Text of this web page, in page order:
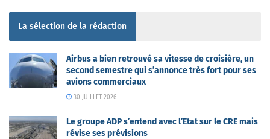
La sélection de la rédaction
Airbus a bien retrouvé sa vitesse de croisière, un
second semestre qui s’annonce très fort pour ses
avions commerciaux
30 JUILLET 2026
Le groupe ADP s’entend avec l’Etat sur le CRE mais
révise ses prévisions